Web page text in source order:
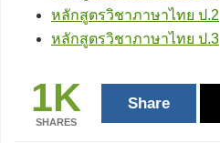
หลักสูตรวิชาภาษาไทย ป.2
หลักสูตรวิชาภาษาไทย ป.3
1K
SHARES
Share